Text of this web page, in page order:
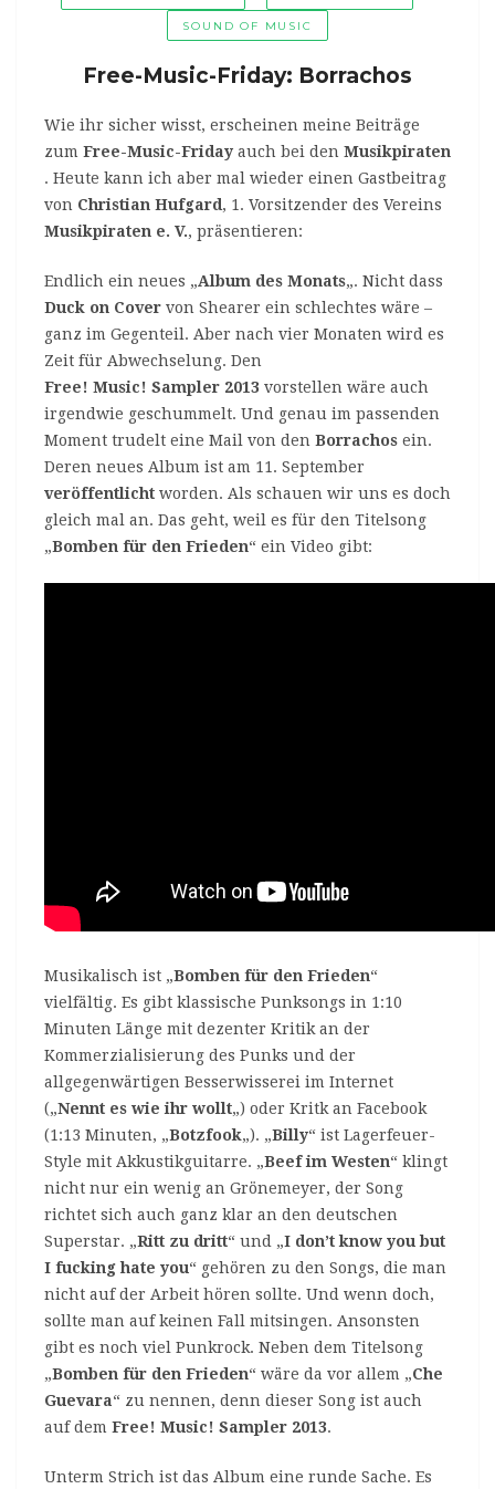
SOUND OF MUSIC
Free-Music-Friday: Borrachos
Wie ihr sicher wisst, erscheinen meine Beiträge
zum Free-Music-Friday auch bei den Musikpiraten
. Heute kann ich aber mal wieder einen Gastbeitrag
von Christian Hufgard, 1. Vorsitzender des Vereins
Musikpiraten e. V., präsentieren:
Endlich ein neues „Album des Monats„. Nicht dass
Duck on Cover von Shearer ein schlechtes wäre –
ganz im Gegenteil. Aber nach vier Monaten wird es
Zeit für Abwechselung. Den
Free! Music! Sampler 2013 vorstellen wäre auch
irgendwie geschummelt. Und genau im passenden
Moment trudelt eine Mail von den Borrachos ein.
Deren neues Album ist am 11. September
veröffentlicht worden. Als schauen wir uns es doch
gleich mal an. Das geht, weil es für den Titelsong
„Bomben für den Frieden“ ein Video gibt:
Musikalisch ist „Bomben für den Frieden“
vielfältig. Es gibt klassische Punksongs in 1:10
Minuten Länge mit dezenter Kritik an der
Kommerzialisierung des Punks und der
allgegenwärtigen Besserwisserei im Internet
(„Nennt es wie ihr wollt„) oder Kritk an Facebook
(1:13 Minuten, „Botzfook„). „Billy“ ist Lagerfeuer-
Style mit Akkustikguitarre. „Beef im Westen“ klingt
nicht nur ein wenig an Grönemeyer, der Song
richtet sich auch ganz klar an den deutschen
Superstar. „Ritt zu dritt“ und „I don’t know you but
I fucking hate you“ gehören zu den Songs, die man
nicht auf der Arbeit hören sollte. Und wenn doch,
sollte man auf keinen Fall mitsingen. Ansonsten
gibt es noch viel Punkrock. Neben dem Titelsong
„Bomben für den Frieden“ wäre da vor allem „Che
Guevara“ zu nennen, denn dieser Song ist auch
auf dem Free! Music! Sampler 2013.
Unterm Strich ist das Album eine runde Sache. Es